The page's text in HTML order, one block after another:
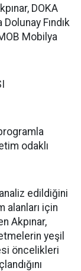
DOKA
Fındık
Mobilya
odaklı
edildiğini
alanları için
Akpınar,
yeşil
öncelikleri